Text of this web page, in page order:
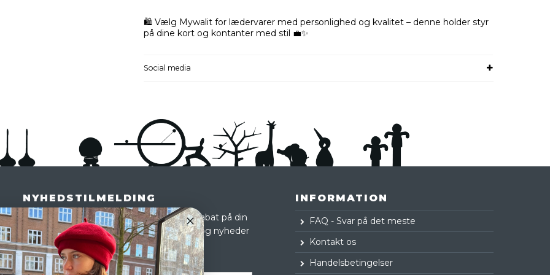
🛍️ Vælg Mywalit for lædervarer med personlighed og kvalitet – denne holder styr
på dine kort og kontanter med stil 💼✨
Social media
NYHEDSTILMELDING
Tilmeld dig vores nyhedsbrev og få 10 % rabat på din
første ordre og modtag eksklusive tilbud og nyheder
i shoppen. Du kan altid afmelde dig igen.
INFORMATION
FAQ - Svar på det meste
Kontakt os
Handelsbetingelser